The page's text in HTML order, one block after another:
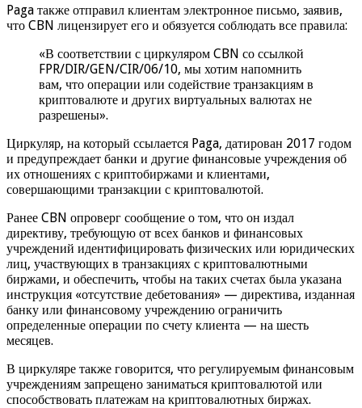
Paga также отправил клиентам электронное письмо, заявив,
что CBN лицензирует его и обязуется соблюдать все правила:
«В соответствии с циркуляром CBN со ссылкой
FPR/DIR/GEN/CIR/06/10, мы хотим напомнить
вам, что операции или содействие транзакциям в
криптовалюте и других виртуальных валютах не
разрешены».
Циркуляр, на который ссылается Paga, датирован 2017 годом
и предупреждает банки и другие финансовые учреждения об
их отношениях с криптобиржами и клиентами,
совершающими транзакции с криптовалютой.
Ранее CBN опроверг сообщение о том, что он издал
директиву, требующую от всех банков и финансовых
учреждений идентифицировать физических или юридических
лиц, участвующих в транзакциях с криптовалютными
биржами, и обеспечить, чтобы на таких счетах была указана
инструкция «отсутствие дебетования» — директива, изданная
банку или финансовому учреждению ограничить
определенные операции по счету клиента — на шесть
месяцев.
В циркуляре также говорится, что регулируемым финансовым
учреждениям запрещено заниматься криптовалютой или
способствовать платежам на криптовалютных биржах.